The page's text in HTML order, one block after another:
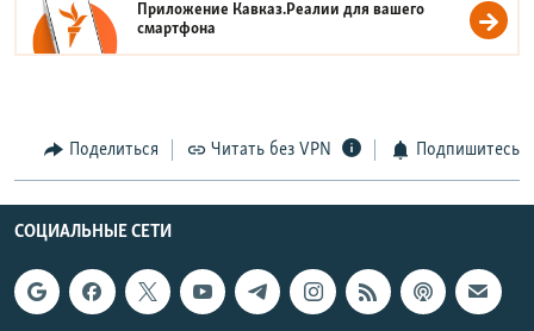
Приложение Кавказ.Реалии для вашего
смартфона
Поделиться Читать без VPN Подпишитесь
СОЦИАЛЬНЫЕ СЕТИ